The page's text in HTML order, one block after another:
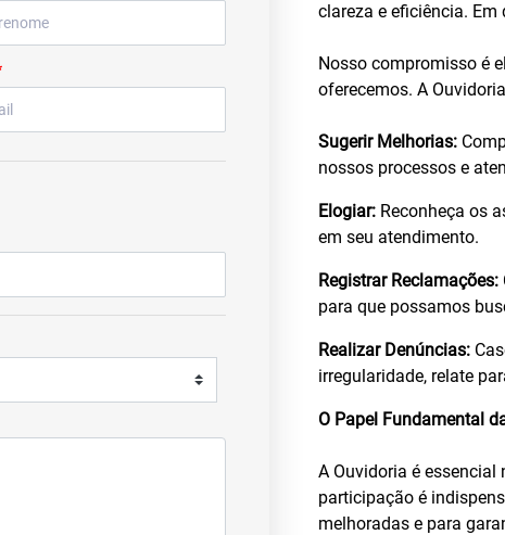
clareza e eficiência. Em
Nosso compromisso é
oferecemos. A
Sugerir Melhorias:
nossos processos e
Elogiar: Reconheça os
em seu atendimento.
Registrar Reclamações:
para que possamos
Realizar Denúncias:
irregularidade, relate
O Papel Fundamental
A Ouvidoria é essencial
participação é
melhoradas e para